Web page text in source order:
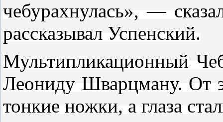
чебурахнулась», —
рассказывал Успенский.
Мультипликационный
Леониду Шварцману. От
тонкие ножки, а глаза